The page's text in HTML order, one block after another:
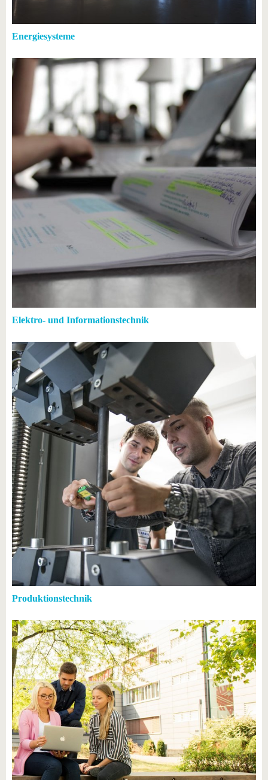
Energiesysteme
Elektro- und Informationstechnik
Produktionstechnik